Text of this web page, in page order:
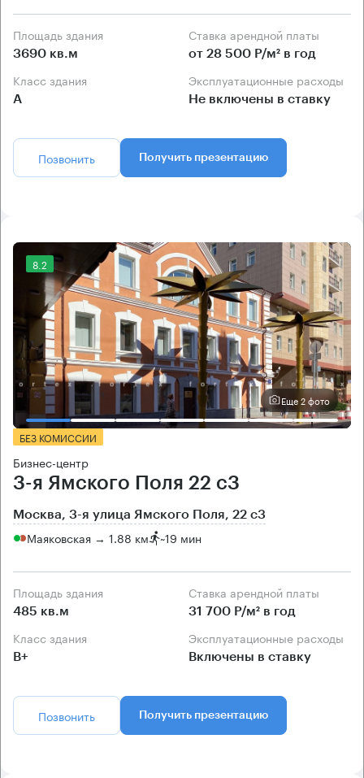
Площадь здания
3690 кв.м
Ставка арендной платы
от 28 500 Р/м² в год
Класс здания
А
Эксплуатационные расходы
Не включены в ставку
Позвонить Получить презентацию
8.2
Еще 2 фото
БЕЗ КОМИССИИ
Бизнес-центр
3-я Ямского Поля 22 с3
Москва, 3-я улица Ямского Поля, 22 с3
Маяковская → 1.88 км ~19 мин
Площадь здания
485 кв.м
Ставка арендной платы
31 700 Р/м² в год
Класс здания
B+
Эксплуатационные расходы
Включены в ставку
Позвонить Получить презентацию